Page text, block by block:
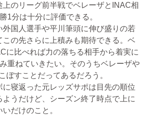
上のリーグ前半戦でベレーザとINAC相
1分は十分に評価できる。
外国人選手や平川筆頭に伸び盛りの若
この先さらに上積みも期待できる。ベ
に比べれば力の落ちる相手から着実に
重ねていきたい。そのうちベレーザや
ぼすことだってあるだろう。
に寝返った元レッズサポは目先の順位
ようだけど、シーズン終了時点で上に
だけのこと。